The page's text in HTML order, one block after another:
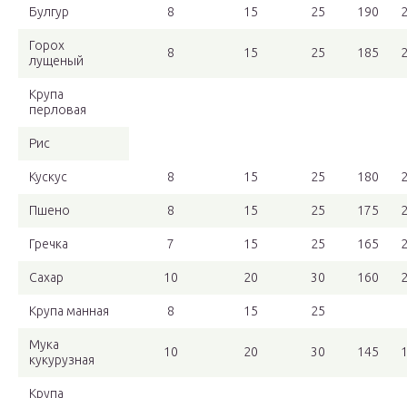
Булгур 8 15 25 190
Горох
лущеный
8 15 25 185
Крупа
перловая
Рис
Кускус 8 15 25 180
Пшено 8 15 25 175
Гречка 7 15 25 165
Сахар 10 20 30 160
Крупа манная 8 15 25
Мука
кукурузная
10 20 30 145
Крупа